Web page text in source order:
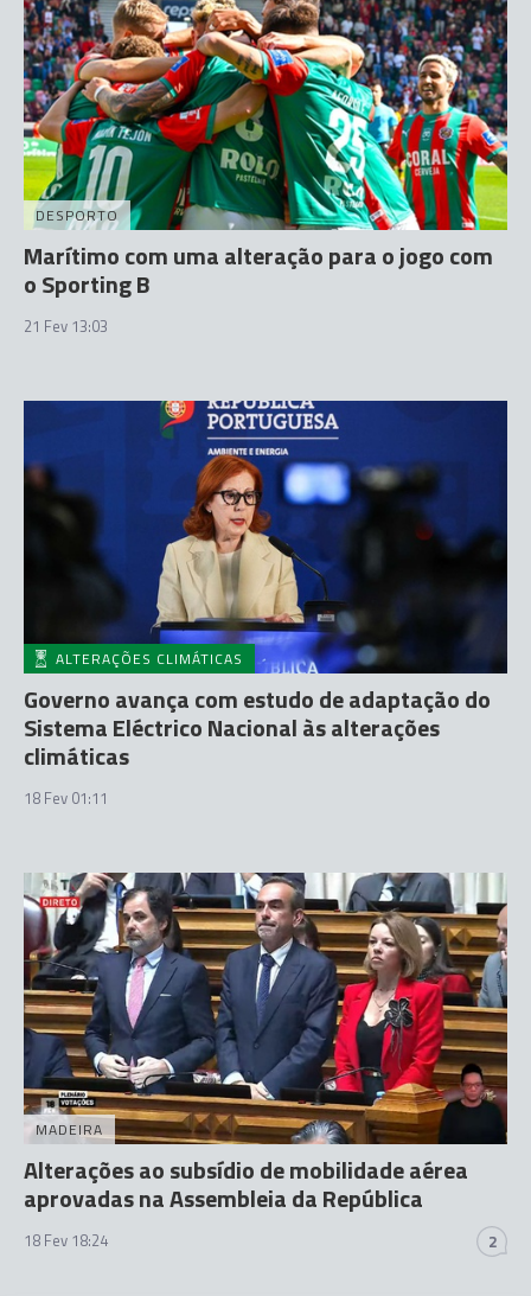
DESPORTO
Marítimo com uma alteração para o jogo com
o Sporting B
21 Fev 13:03
ALTERAÇÕES CLIMÁTICAS
Governo avança com estudo de adaptação do
Sistema Eléctrico Nacional às alterações
climáticas
18 Fev 01:11
MADEIRA
Alterações ao subsídio de mobilidade aérea
aprovadas na Assembleia da República
18 Fev 18:24 2